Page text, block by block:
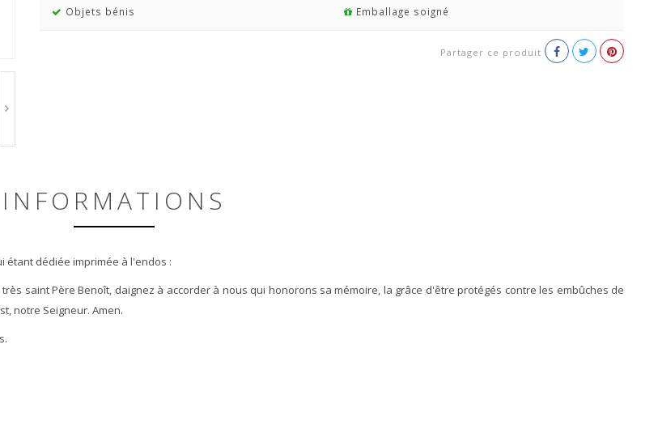
Objets bénis Emballage soigné
Partager ce produit
INFORMATIONS
étant dédiée imprimée à l'endos :
saint Père Benoît, daignez à accorder à nous qui honorons sa mémoire, la grâce d'être protégés contre les embûches de
notre Seigneur. Amen.